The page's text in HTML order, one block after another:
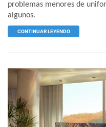
problemas menores de
algunos.
CONTINUAR LEYENDO